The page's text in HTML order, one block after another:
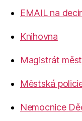
EMAIL na
Knihovna
Magistrát
Městská
Nemocnice